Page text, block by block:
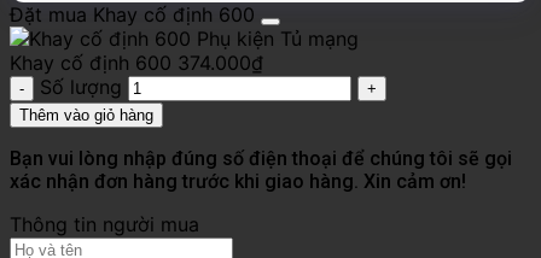
Đặt mua Khay cố định 600
Khay cố định 600 374.000₫
Số lượng
Thêm vào giỏ hàng
Bạn vui lòng nhập đúng số điện thoại để chúng tôi sẽ gọi
xác nhận đơn hàng trước khi giao hàng. Xin cảm ơn!
Thông tin người mua